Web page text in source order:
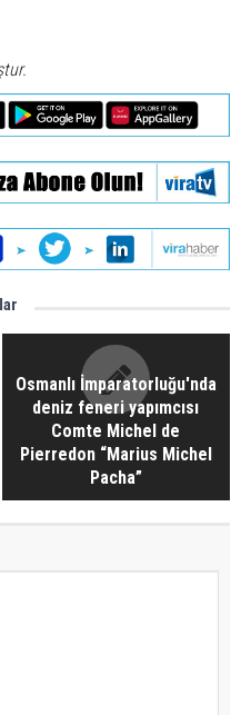
Osmanlı İmparatorluğu'nda
deniz feneri yapımcısı
Comte Michel de
Pierredon “Marius Michel
Pacha”